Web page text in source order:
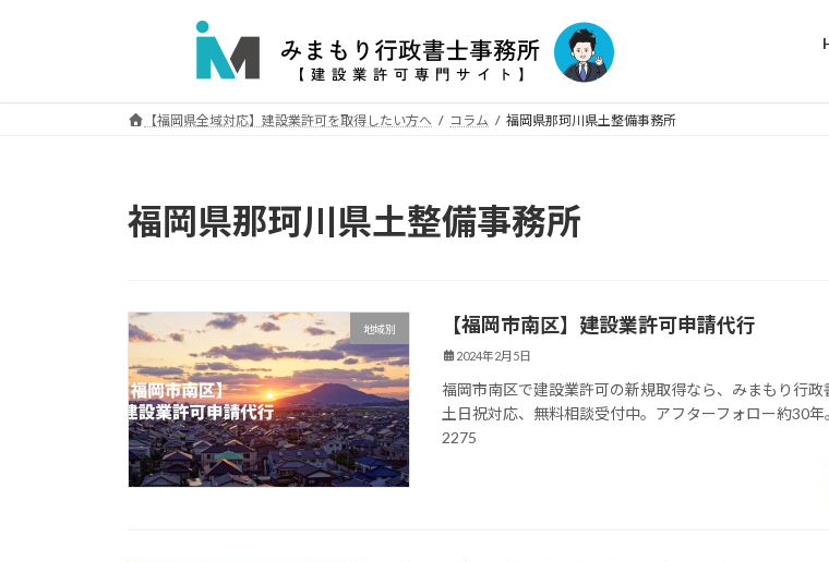
【福岡県全域対応】建設業許可を取得したい方へ コラム 福岡県那珂川県土整備事務所
福岡県那珂川県土整備事務所
地域別 【福岡市南区】建設業許可申請代行
2024年2月5日
福岡市南区で建設業許可の新規取得なら、みまもり行政
土日祝対応、無料相談受付中。アフターフォロー約30
2275